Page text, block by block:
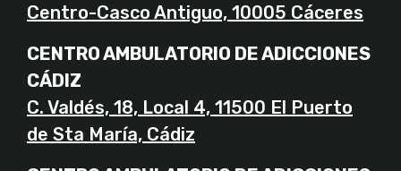
Centro-Casco Antiguo, 10005 Cáceres
CENTRO AMBULATORIO DE ADICCIONES
CÁDIZ
C. Valdés, 18, Local 4, 11500 El Puerto
de Sta María, Cádiz